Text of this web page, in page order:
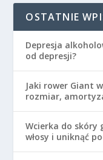
OSTATNIE
Depresja
od depresji?
Jaki rower Giant
rozmiar,
Wcierka do skóry
włosy i uniknąć